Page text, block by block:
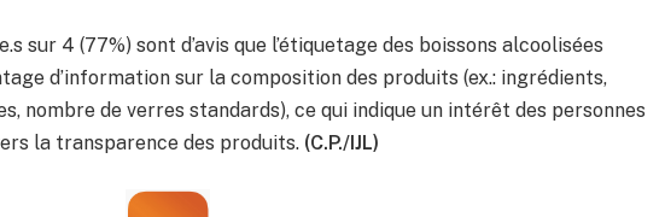
sur 4 (77%) sont d’avis que l’étiquetage des boissons alcoolisées
d’information sur la composition des produits (ex.: ingrédients,
nombre de verres standards), ce qui indique un intérêt des personnes
la transparence des produits. (C.P./IJL)